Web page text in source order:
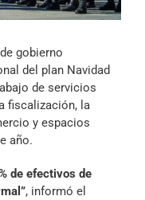
gobierno
del plan Navidad
de servicios
fiscalización, la
y espacios
año.
de efectivos de
, informó el